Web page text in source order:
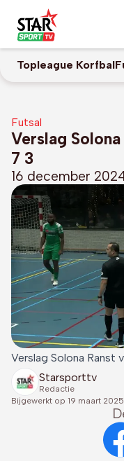
Topleague Korfbal
Futsal
Verslag
7 3
16 december
Verslag Solona Ranst
Starsporttv
Redactie
Bijgewerkt op 19 maart 2025